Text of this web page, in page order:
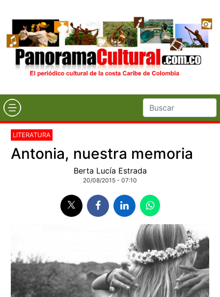
LITERATURA
Antonia, nuestra memoria
Berta Lucía Estrada
20/08/2015 - 07:10